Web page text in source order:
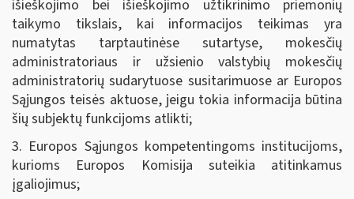
išieškojimo bei išieškojimo užtikrinimo priemonių
taikymo tikslais, kai informacijos teikimas yra
numatytas tarptautinėse sutartyse, mokesčių
administratoriaus ir užsienio valstybių mokesčių
administratorių sudarytuose susitarimuose ar Europos
Sąjungos teisės aktuose, jeigu tokia informacija būtina
šių subjektų funkcijoms atlikti;
3. Europos Sąjungos kompetentingoms institucijoms,
kurioms Europos Komisija suteikia atitinkamus
įgaliojimus;